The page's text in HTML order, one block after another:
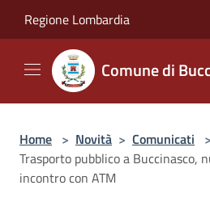
Regione Lombardia
Comune di
Home > Novità > Comunicati >
Trasporto pubblico a Buccinasco,
incontro con ATM